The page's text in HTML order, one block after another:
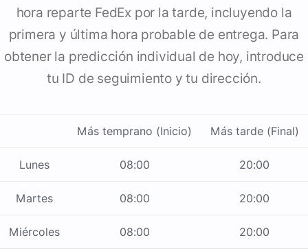
hora reparte FedEx por la tarde, incluyendo la
primera y última hora probable de entrega. Para
obtener la predicción individual de hoy, introduce
tu ID de seguimiento y tu dirección.
Más temprano (Inicio) Más tarde (Final)
Lunes 08:00 20:00
Martes 08:00 20:00
Miércoles 08:00 20:00